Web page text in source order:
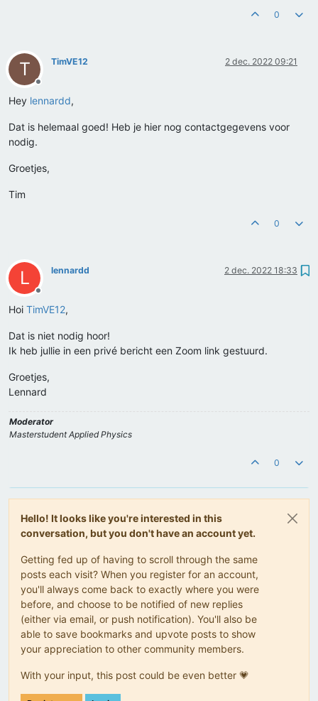
0
T
Offline
TimVE12 2 dec. 2022 09:21
Hey lennardd,
Dat is helemaal goed! Heb je hier nog contactgegevens voor
nodig.
Groetjes,
Tim
0
L
Offline
lennardd 2 dec. 2022 18:33
Hoi TimVE12,
Dat is niet nodig hoor!
Ik heb jullie in een privé bericht een Zoom link gestuurd.
Groetjes,
Lennard
Moderator
Masterstudent Applied Physics
0
Hello! It looks like you're interested in this
conversation, but you don't have an account yet.
Getting fed up of having to scroll through the same
posts each visit? When you register for an account,
you'll always come back to exactly where you were
before, and choose to be notified of new replies
(either via email, or push notification). You'll also be
able to save bookmarks and upvote posts to show
your appreciation to other community members.
With your input, this post could be even better 💗